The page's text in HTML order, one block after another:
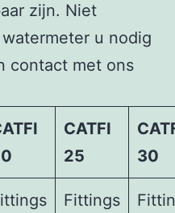
zijn. Niet
u nodig
contact met ons
CATFI
25
30
Fittings